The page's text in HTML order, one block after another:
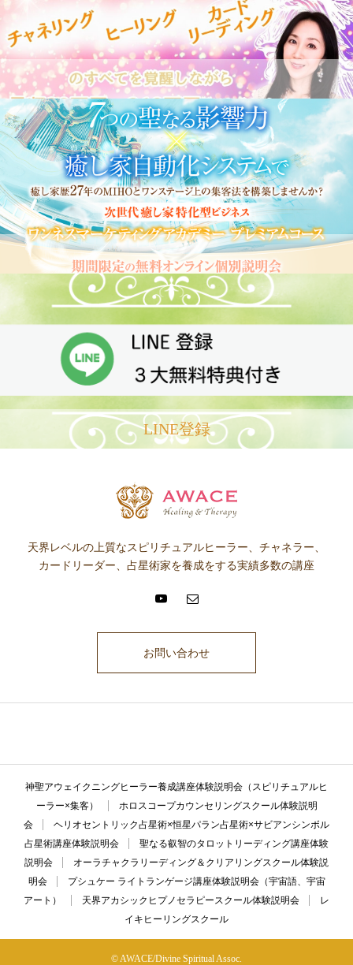
LINE登録
天界レベルの上質なスピリチュアルヒーラー、チャネラー、
カードリーダー、占星術家を養成をする実績多数の講座
お問い合わせ
神聖アウェイクニングヒーラー養成講座体験説明会（スピリチュアルヒ
ーラー×集客）
ホロスコープカウンセリングスクール体験説明
会
ヘリオセントリック占星術×恒星パラン占星術×サビアンシンボル
占星術講座体験説明会
聖なる叡智のタロットリーディング講座体験
説明会
オーラチャクラリーディング＆クリアリングスクール体験説
明会
プシュケー ライトランゲージ講座体験説明会（宇宙語、宇宙
アート）
天界アカシックヒプノセラピースクール体験説明会
レ
イキヒーリングスクール
© AWACE/Divine Spiritual Assoc.